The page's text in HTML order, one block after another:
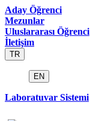
Aday Öğrenci
Mezunlar
Uluslararası Öğrenci
İletişim
TR
EN
Laboratuvar Sistemi